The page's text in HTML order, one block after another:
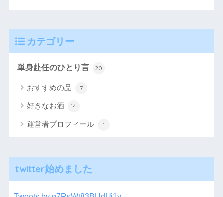
カテゴリー
単身赴任のひとり言 20
おすすめの品 7
好きなお酒 14
運営者プロフィール 1
twitter始めました